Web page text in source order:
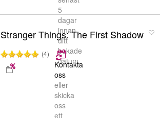
5
dagar
innan
ditt
bokade
datum.
Stranger Things: The First Shadow
(4)
Kontakta
oss
eller
skicka
oss
ett